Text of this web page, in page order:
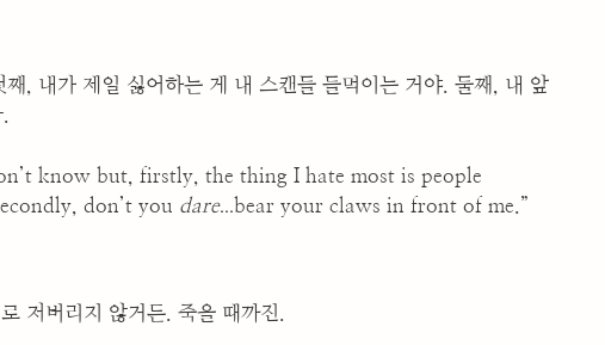
, 내가 제일 싫어하는 게 내 스캔들 들먹이는 거야. 둘째, 내 앞
know but, firstly, the thing I hate most is people
don’t you dare...bear your claws in front of me.”
저버리지 않거든. 죽을 때까진.